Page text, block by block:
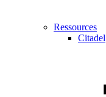
Ressources
Citadel